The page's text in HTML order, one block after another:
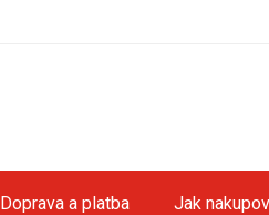
Doprava a platba Jak